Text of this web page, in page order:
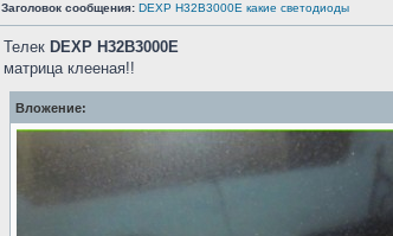
Заголовок сообщения: DEXP H32B3000E какие светодиоды
Телек DEXP H32B3000E
матрица клееная!!
Вложение: